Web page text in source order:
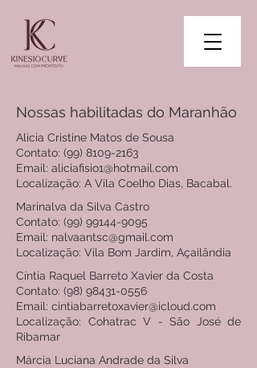
Nossas habilitadas do Maranhão
Alicia Cristine Matos de Sousa
Contato: (99) 8109-2163
Email: aliciafisio1@hotmail.com
Localização: A Vila Coelho Dias, Bacabal.
Marinalva da Silva Castro
Contato: (99) 99144-9095
Email: nalvaantsc@gmail.com
Localização: Vila Bom Jardim, Açailândia
Cíntia Raquel Barreto Xavier da Costa
Contato: (98) 98431-0556
Email: cintiabarretoxavier@icloud.com
Localização: Cohatrac V - São José de
Ribamar
Márcia Luciana Andrade da Silva